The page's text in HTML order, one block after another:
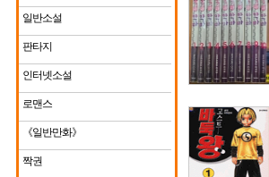
일반소설
판타지
인터넷소설
로맨스
《일반만화》
짝권